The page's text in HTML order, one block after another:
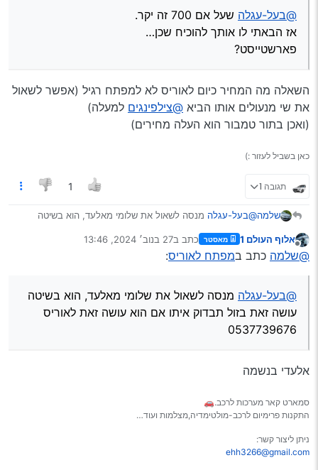
@בעל-עגלה שעל אם 700 זה יקר.
אז הבאתי לו אותך להוכיח שכן…
פארשטייסט?
השאלה מה המחיר כיום לאוריס לא למפתח רגיל (אפשר לשאול
את שי מנעולים אותו הביא @צילפינגים למעלה)
(ואכן בתור טמבור הוא העלה מחירים)
כאן בשביל לעזור :)
תגובה 1 1
שלמה@בעל-עגלה מנסה לשאול את שלומי מאלעד, הוא בשיטה
0537739676
מנותק
אלוף העולם 1 מאסטר כתב ב27 בנוב׳ 2024, 13:46
נערך לאחרונה על ידי
@שלמה כתב במפתח לאוריס:
@בעל-עגלה מנסה לשאול את שלומי מאלעד, הוא בשיטה
עושה זאת בזול תבדוק איתו אם הוא עושה זאת לאוריס
0537739676
אלעדי בנשמה
סמארט קאר מערכות לרכב.🚗
התקנות פרימיום לרכב-מולטימדיה,מצלמות ועוד…
ניתן ליצור קשר:
ehh3266@gmail.com